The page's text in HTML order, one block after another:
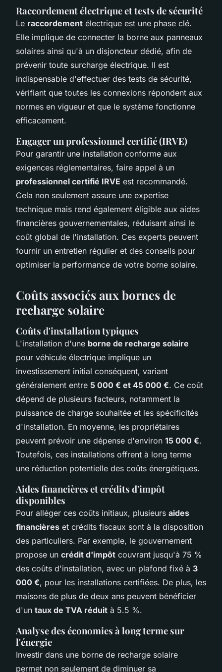
Raccordement électrique et tests de sécurité
Le raccordement électrique est une phase clé.
Elle implique de connecter la borne aux panneaux
solaires ainsi qu'à un disjoncteur dédié, afin de
prévenir toute surcharge électrique. Il est
indispensable d'effectuer des tests de sécurité,
vérifiant que toutes les connexions répondent aux
normes en vigueur et que le système fonctionne
efficacement.
Engager un professionnel certifié (IRVE)
Pour garantir une installation conforme aux
exigences réglementaires, faire appel à un
professionnel certifié IRVE est recommandé.
Cela non seulement assure une expertise
technique mais rend également éligible aux aides
financières gouvernementales, réduisant ainsi le
coût global de l'installation. Ces experts peuvent
fournir un entretien régulier et des conseils pour
optimiser la performance de votre borne solaire.
Coûts associés aux bornes de
recharge solaire
Coûts d'installation typiques
L'installation d'une borne de recharge solaire
pour véhicule électrique implique un
investissement initial conséquent, variant
généralement entre 5 000 € et 45 000 €. Ce coût
dépend de plusieurs facteurs, notamment la
puissance de charge souhaitée et les spécificités
d'installation. En moyenne, les propriétaires
peuvent prévoir une dépense d'environ 15 000 €.
Toutefois, ces installations offrent à long terme
une réduction potentielle des coûts énergétiques.
Aides financières et crédits d'impôt
disponibles
Pour alléger ces coûts initiaux, plusieurs aides
financières et crédits fiscaux sont à la disposition
des particuliers. Par exemple, le gouvernement
propose un crédit d'impôt couvrant jusqu'à 75 %
des coûts d'installation, avec un plafond fixé à 3
000 €, pour les installations certifiées. De plus, les
maisons de plus de deux ans peuvent bénéficier
d'un taux de TVA réduit à 5.5 %.
Analyse des économies à long terme sur
l'énergie
Investir dans une borne de recharge solaire
permet non seulement de diminuer sa